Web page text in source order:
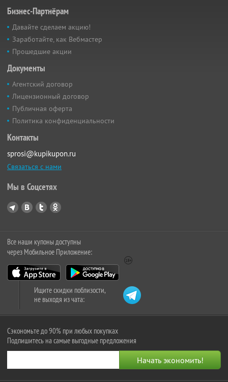
Бизнес-Партнёрам
Давайте сделаем акцию!
Заработайте, как Вебмастер
Прошедшие акции
Документы
Агентский договор
Лицензионный договор
Публичная оферта
Политика конфиденциальности
Контакты
sprosi@kupikupon.ru
Связаться с нами
Мы в Соцсетях
Все наши купоны доступны
через Мобильное Приложение:
Ищите скидки поблизости,
не выходя из чата:
Сэкономьте до 90% при любых покупках
Подпишитесь на самые выгодные предложения